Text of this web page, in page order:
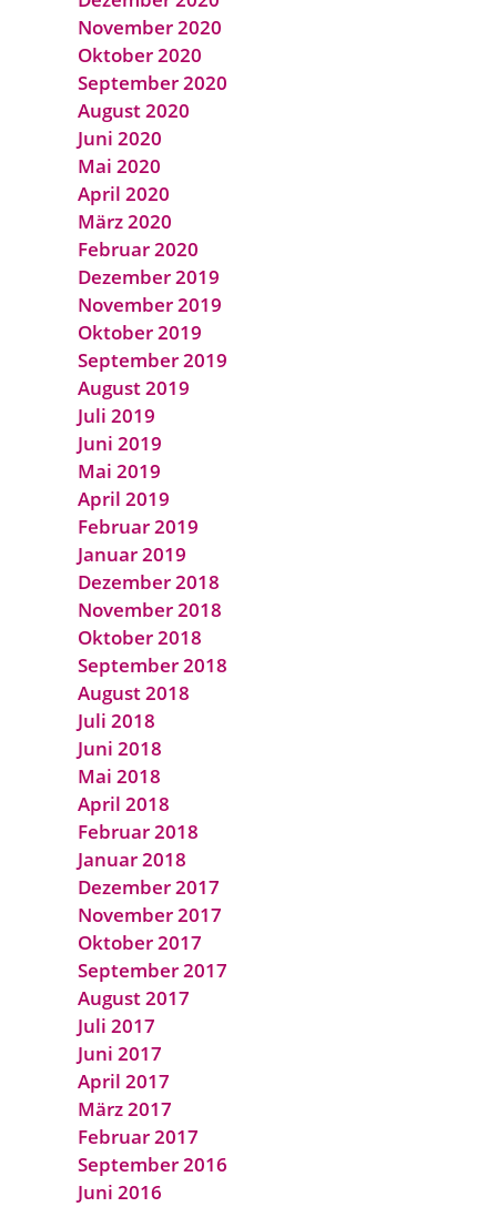
November 2020
Oktober 2020
September 2020
August 2020
Juni 2020
Mai 2020
April 2020
März 2020
Februar 2020
Dezember 2019
November 2019
Oktober 2019
September 2019
August 2019
Juli 2019
Juni 2019
Mai 2019
April 2019
Februar 2019
Januar 2019
Dezember 2018
November 2018
Oktober 2018
September 2018
August 2018
Juli 2018
Juni 2018
Mai 2018
April 2018
Februar 2018
Januar 2018
Dezember 2017
November 2017
Oktober 2017
September 2017
August 2017
Juli 2017
Juni 2017
April 2017
März 2017
Februar 2017
September 2016
Juni 2016